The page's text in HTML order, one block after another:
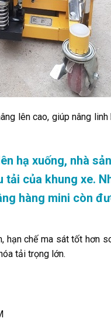
lên cao, giúp nâng linh
hạ xuống, nhà
của khung xe.
hàng mini còn
hạn chế ma sát tốt hơn
tải trọng lớn.